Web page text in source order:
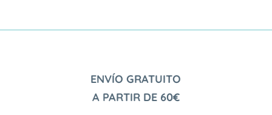
ENVÍO GRATUITO
A PARTIR DE 60€